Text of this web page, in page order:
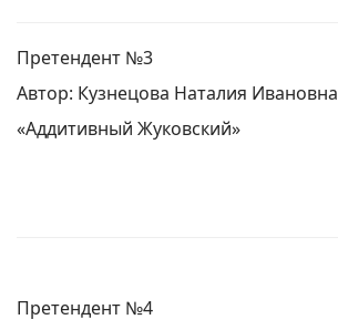
Претендент №3
Автор: Кузнецова Наталия Ивановна
«Аддитивный Жуковский»
Претендент №4